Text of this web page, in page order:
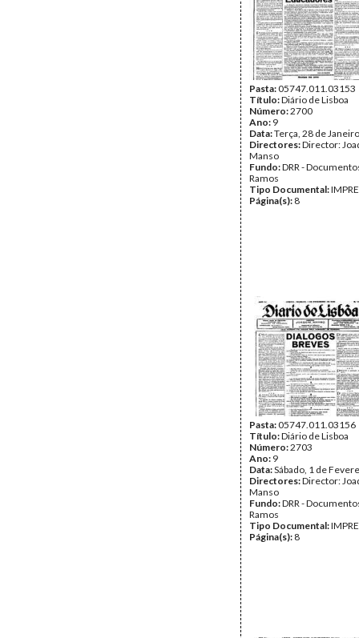
Pasta:05747.011.03153
Título:Diário de Lisboa
Número:2700
Ano: 9
Data:Terça, 28 de
Directores:Director:
Manso
Fundo:DRR -
Ramos
Tipo Documental:
Página(s): 8
Pasta:05747.011.03156
Título:Diário de Lisboa
Número:2703
Ano: 9
Data:Sábado, 1 de
Directores:Director:
Manso
Fundo:DRR -
Ramos
Tipo Documental:
Página(s): 8